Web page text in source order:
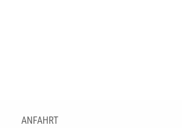
ANFAHRT